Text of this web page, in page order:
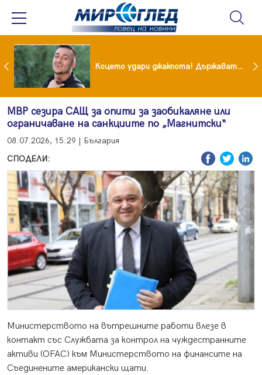
Тишина преди бурята! Защо Саня Армутлиева продължава да мълчи за раздялата с Дара? Коцето удари джакпота! Държавата му плаща 95 000 евро
МВР сезира САЩ за опити за заобикаляне или
ограничаване на санкциите по „Магнитски“
08.07.2026, 15:29 | България
СПОДЕЛИ:
Министерството на вътрешните работи влезе в
контакт със Службата за контрол на чуждестранните
активи (OFAC) към Министерството на финансите на
Съединените американски щати.